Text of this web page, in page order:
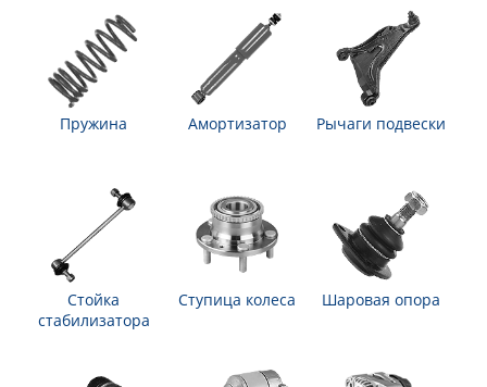
Пружина Амортизатор Рычаги подвески
Стойка
стабилизатора
Ступица колеса Шаровая опора